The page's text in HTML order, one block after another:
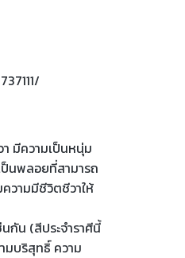
มีความเป็นหนุ่ม
นพลอยที่สามารถ
วามมีชีวิตชีวาให้
น (สีประจำราศีนี้
มบริสุทธิ์ ความ